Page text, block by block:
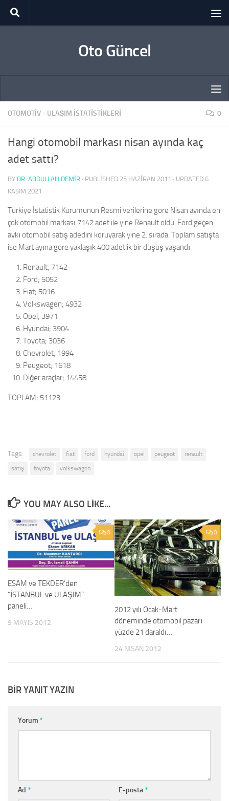
Skip to content
Oto Güncel
OTOMOTIV - ULAŞIM İSTATISTIKLERI 0
Hangi otomobil markası nisan ayında kaç
adet sattı?
BY DR. ABDULLAH DEMİR · PUBLISHED 25 HAZIRAN 2011 · UPDATED 6
KASIM 2021
Türkiye İstatistik Kurumunun Resmi verilerine göre Nisan ayında en
çok otomobil markası 7142 adet ile yine Renault oldu. Ford geçen
aykı otomobil satış adedini koruyarak yine 2. sırada. Toplam satışta
ise Mart ayına göre yaklaşık 400 adetlik bir düşüş yaşandı.
Renault; 7142
Ford; 5052
Fiat; 5016
Volkswagen; 4932
Opel; 3971
Hyundai; 3904
Toyota; 3036
Chevrolet; 1994
Peugeot; 1618
Diğer araçlar; 14458
TOPLAM; 51123
Tags: chevrolet fiat ford hyundai opel peugeot
renault
satış
toyota volkswagen
YOU MAY ALSO LIKE...
0
ESAM ve TEKDER’den
“İSTANBUL ve ULAŞIM”
paneli…
9 MAYIS 2012
0
2012 yılı Ocak-Mart
döneminde otomobil pazarı
yüzde 21 daraldı…
24 NISAN 2012
BIR YANIT YAZIN
Yorum *
Ad * E-posta*